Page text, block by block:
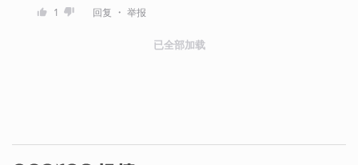
1 回复 ・ 举报
已全部加载